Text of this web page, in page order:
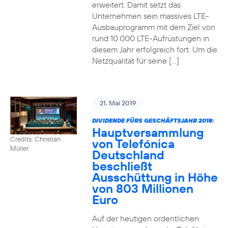
erweitert. Damit setzt das
Unternehmen sein massives LTE-
Ausbauprogramm mit dem Ziel von
rund 10.000 LTE-Aufrüstungen in
diesem Jahr erfolgreich fort. Um die
Netzqualität für seine […]
Credits: Christian
Müller
21. Mai 2019
DIVIDENDE FÜRS GESCHÄFTSJAHR 2018:
Hauptversammlung
von Telefónica
Deutschland
beschließt
Ausschüttung in Höhe
von 803 Millionen
Euro
Auf der heutigen ordentlichen